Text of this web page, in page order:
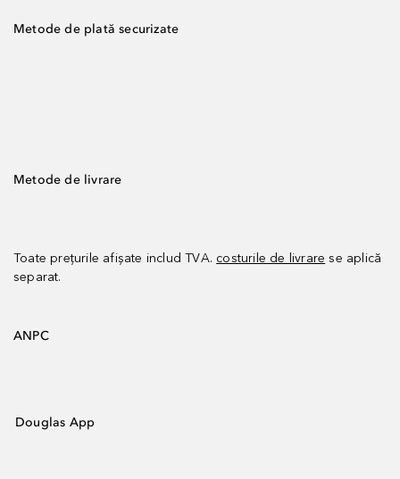
Metode de plată securizate
Metode de livrare
Toate prețurile afișate includ TVA. costurile de livrare se aplică
separat.
ANPC
Douglas App